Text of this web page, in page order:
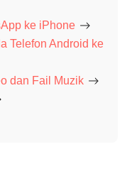
ke iPhone
Telefon Android ke
dan Fail Muzik